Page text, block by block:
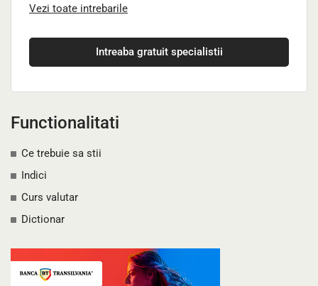
Vezi toate intrebarile
Intreaba gratuit specialistii
Functionalitati
Ce trebuie sa stii
Indici
Curs valutar
Dictionar